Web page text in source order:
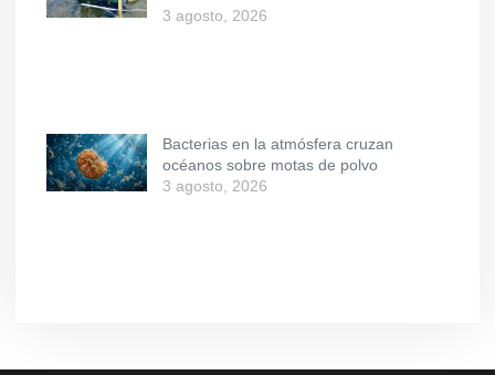
3 agosto, 2026
Bacterias en la atmósfera cruzan
océanos sobre motas de polvo
3 agosto, 2026